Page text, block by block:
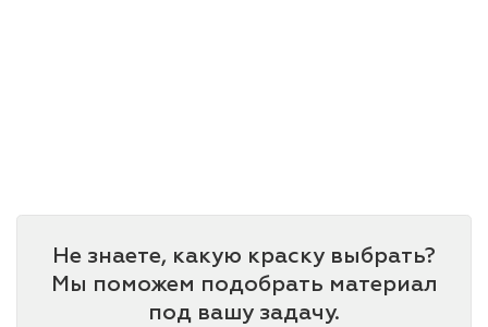
Не знаете, какую краску выбрать?
Мы поможем подобрать материал
под вашу задачу.